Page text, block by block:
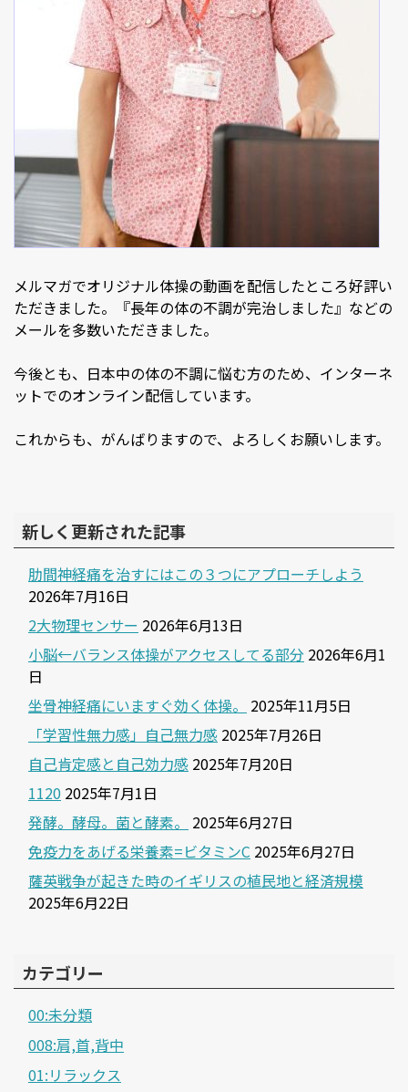
メルマガでオリジナル体操の動画を配信したところ好評い
ただきました。『長年の体の不調が完治しました』などの
メールを多数いただきました。
今後とも、日本中の体の不調に悩む方のため、インターネ
ットでのオンライン配信しています。
これからも、がんばりますので、よろしくお願いします。
新しく更新された記事
肋間神経痛を治すにはこの３つにアプローチしよう
2026年7月16日
2大物理センサー 2026年6月13日
小脳←バランス体操がアクセスしてる部分 2026年6月1
日
坐骨神経痛にいますぐ効く体操。
2025年11月5日
「学習性無力感」自己無力感 2025年7月26日
自己肯定感と自己効力感 2025年7月20日
1120 2025年7月1日
発酵。酵母。菌と酵素。
2025年6月27日
免疫力をあげる栄養素=ビタミンC 2025年6月27日
薩英戦争が起きた時のイギリスの植民地と経済規模
2025年6月22日
カテゴリー
00:未分類
008:肩,首,背中
01:リラックス